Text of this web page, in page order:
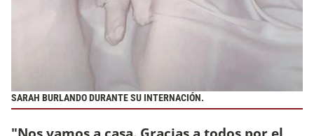
SARAH BURLANDO DURANTE SU INTERNACIÓN.